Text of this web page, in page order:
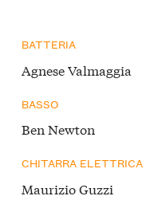
BATTERIA
Agnese Valmaggia
BASSO
Ben Newton
CHITARRA ELETTRICA
Maurizio Guzzi